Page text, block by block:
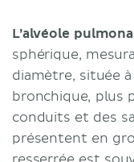
Notes
Sources
L’alvéole
sphérique,
diamètre, située
bronchique, plus
conduits et des
présentent en